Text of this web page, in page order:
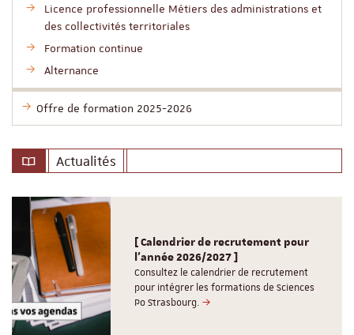
Licence professionnelle Métiers des administrations et
des collectivités territoriales
Formation continue
Alternance
Offre de formation 2025-2026
Actualités
[ Calendrier de recrutement pour
l'année 2026/2027 ]
Consultez le calendrier de recrutement
pour intégrer les formations de Sciences
Po Strasbourg.